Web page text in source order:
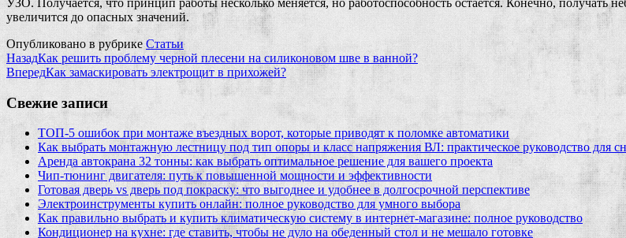
увеличится до опасных значений.
Опубликовано в рубрикеСтатьи
НазадКак решить проблему черной плесени на силиконовом шве в ванной?
ВпередКак замаскировать электрощит в прихожей?
Свежие записи
ТОП-5 ошибок при монтаже въездных ворот, которые приводят к поломке автоматики
Как выбрать монтажную лестницу под тип опоры и класс напряжения ВЛ: практическое руководство для
Аренда автокрана 32 тонны: как выбрать оптимальное решение для вашего проекта
Чип‑тюнинг двигателя: путь к повышенной мощности и эффективности
Готовая дверь vs дверь под покраску: что выгоднее и удобнее в долгосрочной перспективе
Электроинструменты купить онлайн: полное руководство для умного выбора
Как правильно выбрать и купить климатическую систему в интернет‑магазине: полное руководство
Кондиционер на кухне: где ставить, чтобы не дуло на обеденный стол и не мешало готовке